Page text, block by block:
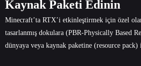
Kaynak Paketi Edinin
Minecraft’ta RTX’i etkinleştirmek için özel
tasarlanmış dokulara (PBR-Physically Based
dünyaya veya kaynak paketine (resource pack)